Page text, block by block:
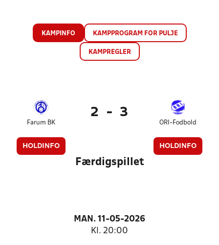
KAMPINFO KAMPPROGRAM FOR PULJE
KAMPREGLER
Farum BK
HOLDINFO
2 - 3
ORI-Fodbold
HOLDINFO
Færdigspillet
MAN. 11-05-2026
Kl. 20:00